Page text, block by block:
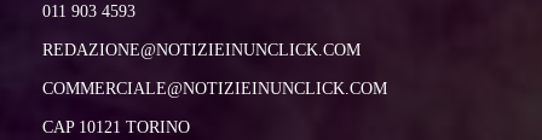
011 903 4593
REDAZIONE@NOTIZIEINUNCLICK.COM
COMMERCIALE@NOTIZIEINUNCLICK.COM
CAP 10121 TORINO